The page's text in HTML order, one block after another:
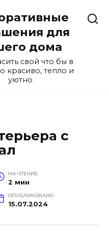
для
дома
свой что бы в
красиво, тепло и
уютно
с
НА ЧТЕНИЕ
2 мин
ОПУБЛИКОВАНО
15.07.2024